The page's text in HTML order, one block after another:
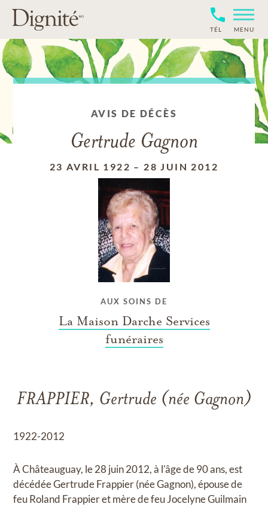
TÉL MENU
AVIS DE DÉCÈS
Gertrude Gagnon
23 AVRIL 1922 – 28 JUIN 2012
AUX SOINS DE
La Maison Darche Services
funéraires
FRAPPIER, Gertrude (née Gagnon)
1922-2012
À Châteauguay, le 28 juin 2012, à l'âge de 90 ans, est
décédée Gertrude Frappier (née Gagnon), épouse de
feu Roland Frappier et mère de feu Jocelyne Guilmain